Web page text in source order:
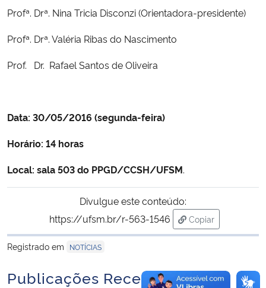
Secretaria de Governo
Gabinete de Segurança Institucional
Advocacia-Geral da União
Profª. Drª. Nina Tricia Disconzi(Orientadora-presidente)
Profª. Drª. Valéria Ribas do Nascimento
Prof. Dr. Rafael Santos de Oliveira
Data: 30/05/2016 (segunda-feira)
Horário: 14 horas
Local: sala 503 do PPGD/CCSH/UFSM.
Divulgue este conteúdo:
https://ufsm.br/r-563-1546
Copiar
para área de
Registrado em
NOTÍCIAS
Publicações Recentes